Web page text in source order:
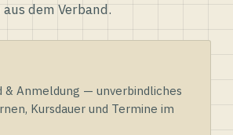
dem Verband.
& Anmeldung — unverbindliches
Kursdauer und Termine im